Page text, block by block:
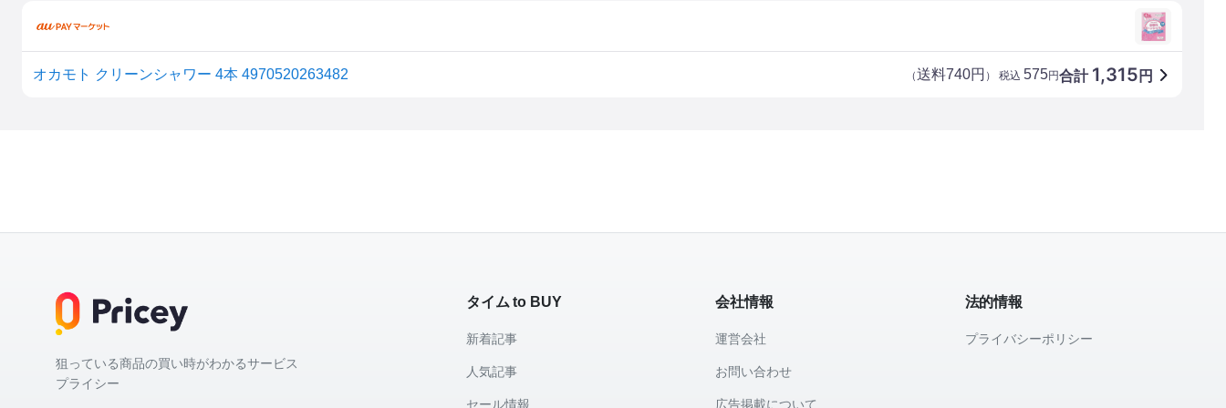
オカモト クリーンシャワー 4本 4970520263482 合計 1,315 円
（送料740円 ） 税込 575円
狙っている商品の買い時がわかるサービス
プライシー
タイム to BUY
新着記事
人気記事
セール情報
会社情報
運営会社
お問い合わせ
広告掲載について
法的情報
プライバシーポリシー